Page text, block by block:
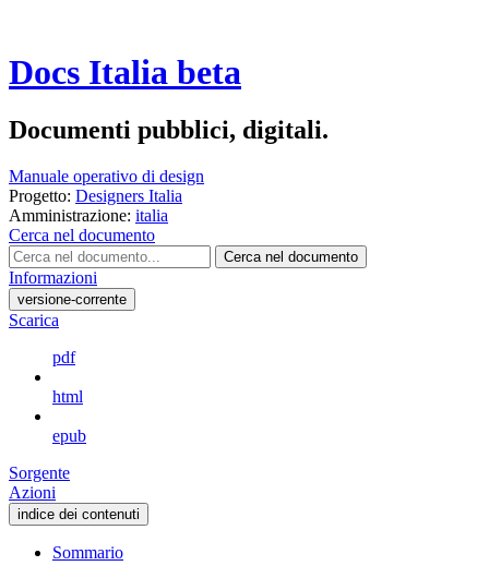
Docs Italia beta
Documenti pubblici, digitali.
Manuale operativo di design
Progetto: Designers Italia
Amministrazione: italia
Cerca nel documento
Cerca nel documento
Informazioni
versione-corrente
Scarica
pdf
html
epub
Sorgente
Azioni
indice dei contenuti
Sommario